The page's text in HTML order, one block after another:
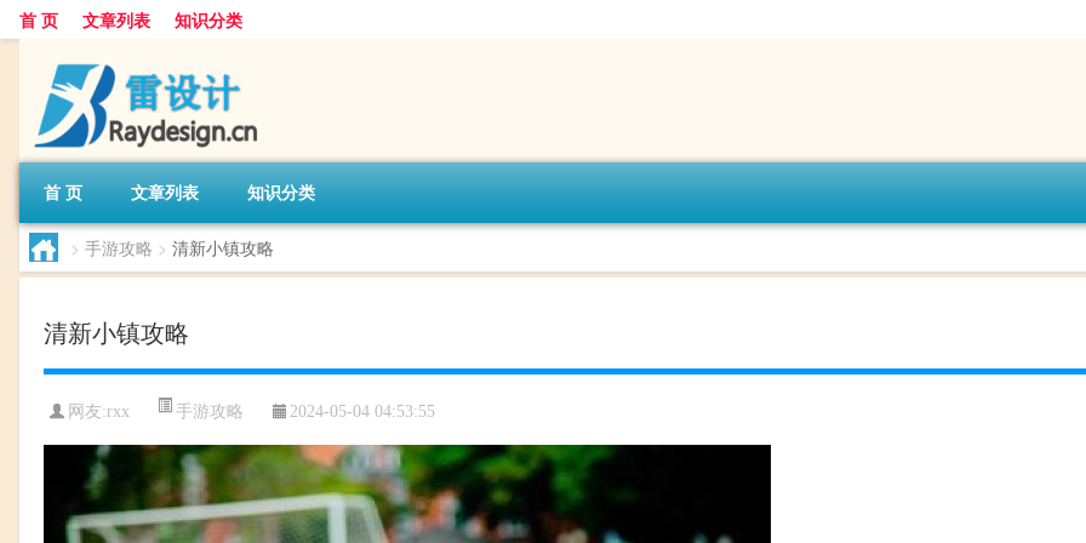
首 页 文章列表 知识分类
首 页 文章列表 知识分类
> 手游攻略 > 清新小镇攻略
清新小镇攻略
网友:rxx 手游攻略 2024-05-04 04:53:55